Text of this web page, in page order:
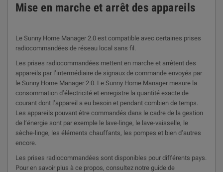
Mise en marche et arrêt des appareils
Le Sunny Home Manager 2.0 est compatible avec certaines prises
radiocommandées de réseau local sans fil.
Les prises radiocommandées mettent en marche et arrêtent des
appareils par l’intermédiaire de signaux de commande envoyés par
le Sunny Home Manager 2.0. Le Sunny Home Manager mesure la
consommation d’électricité et enregistre la quantité exacte de
courant dont l’appareil a eu besoin et pendant combien de temps.
Les appareils pouvant être commandés dans le cadre de la gestion
de l’énergie sont par exemple le lave-linge, le lave-vaisselle, le
sèche-linge, les éléments chauffants, les pompes et bien d’autres
encore.
Les prises radiocommandées sont disponibles pour différents pays.
Pour en savoir plus à ce propos, consultez notre guide de